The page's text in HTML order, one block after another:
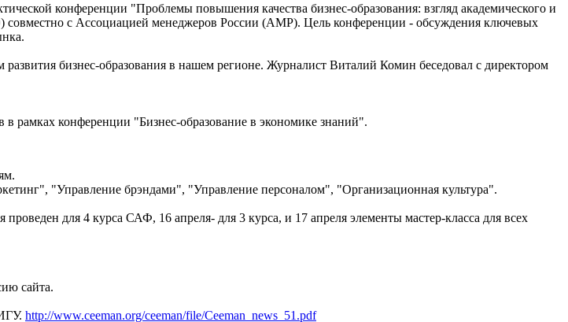
конференции "Проблемы повышения качества бизнес-образования: взгляд академического и
совместно с Ассоциацией менеджеров России (АМР). Цель конференции - обсуждения ключевых
бизнес-образования в нашем регионе. Журналист Виталий Комин беседовал с директором
рамках конференции "Бизнес-образование в экономике знаний".
"Управление брэндами", "Управление персоналом", "Организационная культура".
для 4 курса САФ, 16 апреля- для 3 курса, и 17 апреля элементы мастер-класса для всех
сайта.
http://www.ceeman.org/ceeman/file/Ceeman_news_51.pdf